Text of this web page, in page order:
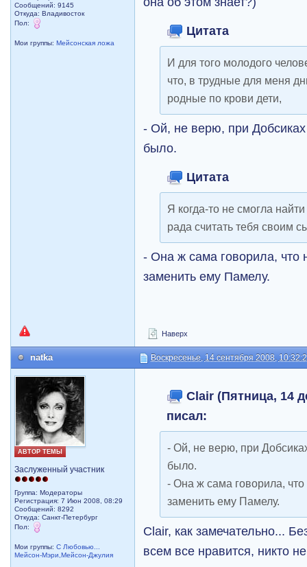
Сообщений: 9145
Откуда: Владивосток
Пол:
Мои группы:Мейсонская ложа
Цитата
И для того молодого
что, в трудные для меня
родные по крови дети,
- Ой, не верю, при Добсиках
было.
Цитата
Я когда-то не смогла
рада считать тебя своим
- Она ж сама говорила, что
заменить ему Памелу.
Наверх
natka Воскресенье, 14 сентября 2008,
АВТОР ТЕМЫ
Заслуженный участник
Группа: Модераторы
Регистрация: 7 Июн 2008, 08:29
Сообщений: 8292
Откуда: Санкт-Петербург
Пол:
Мои группы:С Любовью...
Мейсон-Мэри,Мейсон-Джулия
Clair (Пятница, 14
писал:
- Ой, не верю, при
было.
- Она ж сама говорила, что
заменить ему Памелу.
Clair, как замечательно...
всем все нравится, никто